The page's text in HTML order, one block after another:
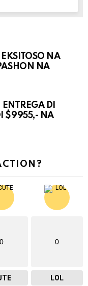
NA
NA
DI
$9955,- NA
0 0
LOL